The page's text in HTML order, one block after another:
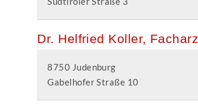
Dr. Helfried Koller,
8750 Judenburg
Gabelhofer Straße 10